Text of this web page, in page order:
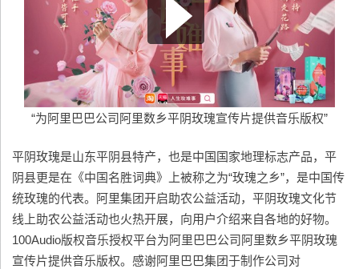
“为阿里巴巴公司阿里数乡平阴玫瑰宣传片提供音乐版权”
平阴玫瑰是山东平阴县特产，也是中国国家地理标志产品，平
阴县更是在《中国名胜词典》上被称之为“玫瑰之乡”，是中国传
统玫瑰的代表。阿里集团开启助农公益活动，平阴玫瑰文化节
线上助农公益活动也火热开展，向用户介绍来自各地的好物。
100Audio版权音乐授权平台为阿里巴巴公司阿里数乡平阴玫瑰
宣传片提供音乐版权。感谢阿里巴巴集团于制作公司对